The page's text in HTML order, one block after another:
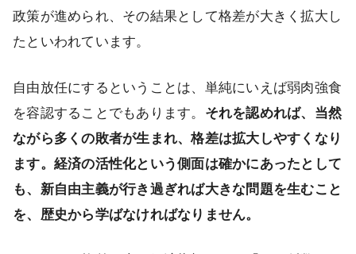
政策が進められ、その結果として格差が大きく拡大し
たといわれています。
自由放任にするということは、単純にいえば弱肉強食
を容認することでもあります。 それを認めれば、当然
ながら多くの敗者が生まれ、格差は拡大しやすくなり
ます。経済の活性化という側面は確かにあったとして
も、新自由主義が行き過ぎれば大きな問題を生むこと
を、歴史から学ばなければなりません。